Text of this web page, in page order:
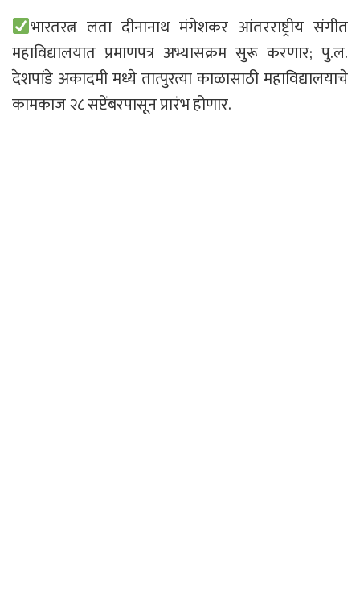
भारतरत्न लता दीनानाथ मंगेशकर आंतरराष्ट्रीय संगीत
महाविद्यालयात प्रमाणपत्र अभ्यासक्रम सुरू करणार; पु.ल.
देशपांडे अकादमी मध्ये तात्पुरत्या काळासाठी महाविद्यालयाचे
कामकाज २८ सप्टेंबरपासून प्रारंभ होणार.